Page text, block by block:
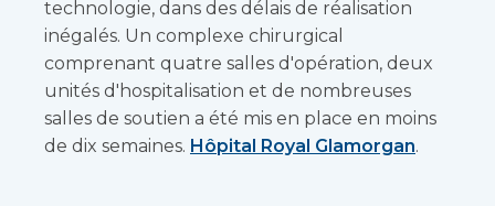
technologie, dans des délais de réalisation
inégalés. Un complexe chirurgical
comprenant quatre salles d'opération, deux
unités d'hospitalisation et de nombreuses
salles de soutien a été mis en place en moins
de dix semaines. Hôpital Royal Glamorgan.